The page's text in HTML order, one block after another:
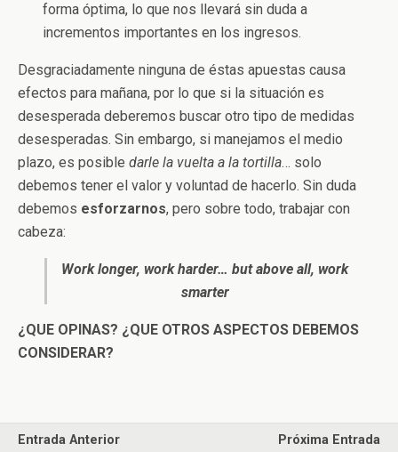
forma óptima, lo que nos llevará sin duda a
incrementos importantes en los ingresos.
Desgraciadamente ninguna de éstas apuestas causa
efectos para mañana, por lo que si la situación es
desesperada deberemos buscar otro tipo de medidas
desesperadas. Sin embargo, si manejamos el medio
plazo, es posible darle la vuelta a la tortilla… solo
debemos tener el valor y voluntad de hacerlo. Sin duda
debemos esforzarnos, pero sobre todo, trabajar con
cabeza:
Work longer, work harder… but above all, work
smarter
¿QUE OPINAS? ¿QUE OTROS ASPECTOS DEBEMOS
CONSIDERAR?
Entrada Anterior
Próxima Entrada